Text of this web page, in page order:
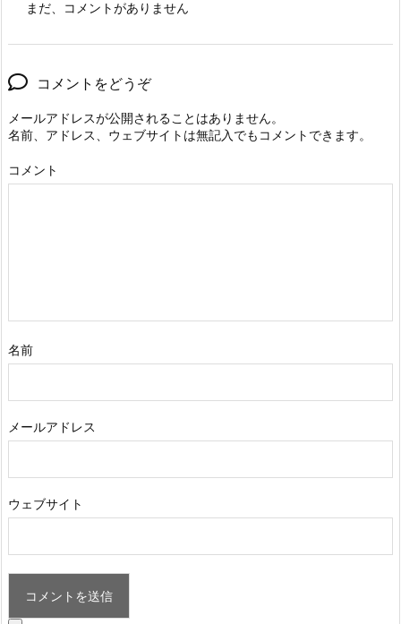
まだ、コメントがありません
コメントをどうぞ
メールアドレスが公開されることはありません。
名前、アドレス、ウェブサイトは無記入でもコメントできます。
コメント
名前
メールアドレス
ウェブサイト